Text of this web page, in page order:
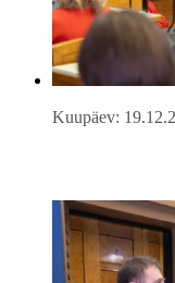
Kuupäev: